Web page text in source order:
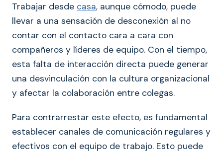
Trabajar desde casa, aunque cómodo, puede
llevar a una sensación de desconexión al no
contar con el contacto cara a cara con
compañeros y líderes de equipo. Con el tiempo,
esta falta de interacción directa puede generar
una desvinculación con la cultura organizacional
y afectar la colaboración entre colegas.
Para contrarrestar este efecto, es fundamental
establecer canales de comunicación regulares y
efectivos con el equipo de trabajo. Esto puede